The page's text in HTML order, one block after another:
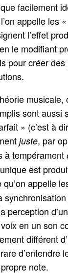
facilement
appelle les
l’effet
le modifiant
pour créer
musicale,
sont aussi
» (c’est à
juste, par
à tempérament
est
appelle
perception
en un son
différent
d’entendre
note.